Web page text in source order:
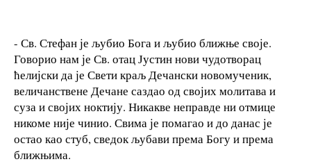
- Св. Стефан је љубио Бога и љубио ближње своје.
Говорио нам је Св. отац Јустин нови чудотворац
ћелијски да је Свети краљ Дечански новомученик,
величанствене Дечане саздао од својих молитава и
суза и својих ноктију. Никакве неправде ни отмице
никоме није чинио. Свима је помагао и до данас је
остао као стуб, сведок љубави према Богу и према
ближњима.